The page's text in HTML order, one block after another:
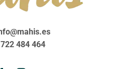
722 484 464